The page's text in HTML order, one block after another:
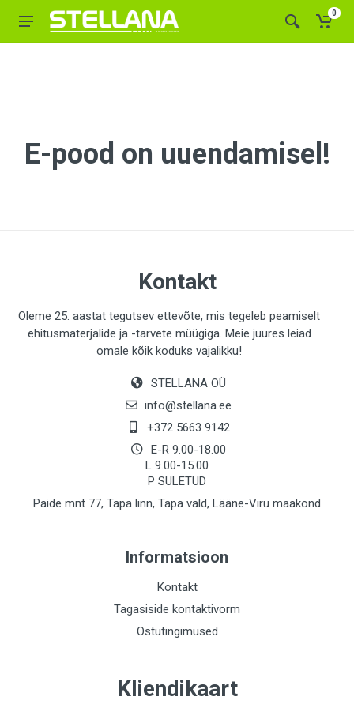
0
E-pood on uuendamisel!
Kontakt
Oleme 25. aastat tegutsev ettevõte, mis tegeleb peamiselt
ehitusmaterjalide ja -tarvete müügiga. Meie juures leiad
omale kõik koduks vajalikku!
STELLANA OÜ
info@stellana.ee
+372 5663 9142
E-R 9.00-18.00
L 9.00-15.00
P SULETUD
Paide mnt 77, Tapa linn, Tapa vald, Lääne-Viru maakond
Informatsioon
Kontakt
Tagasiside kontaktivorm
Ostutingimused
Kliendikaart